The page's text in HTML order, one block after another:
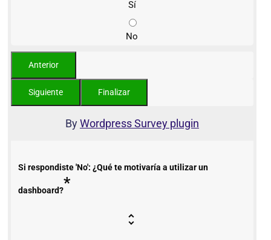
Sí
No
ByWordpress Survey plugin
Si respondiste 'No': ¿Qué te motivaría a utilizar un
dashboard?*